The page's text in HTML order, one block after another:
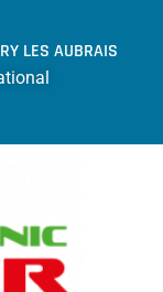
LES AUBRAIS